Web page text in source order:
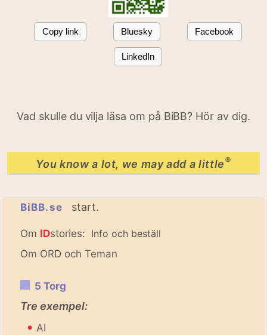
Copy link Bluesky Facebook
LinkedIn
Vad skulle du vilja läsa om på BiBB? Hör av dig.
You know a lot, we may add a little®
BiBB.se start.
Om IDstories: Info och beställ
Om ORD och Teman
5 Torg
Tre exempel:
• AI